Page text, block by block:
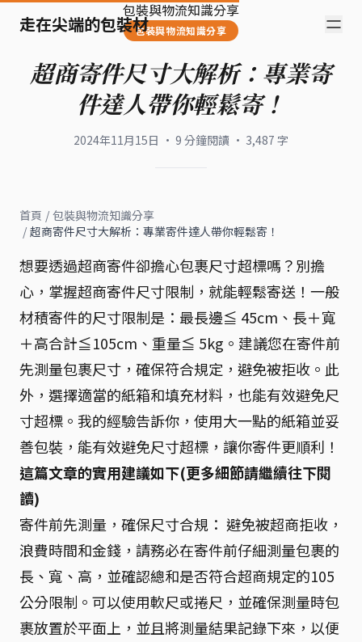
走在尖端的包裝材
包裝與物流知識分享
包裝與物流知識分享
超商寄件尺寸大解析：專業寄
件達人帶你輕鬆寄！
2024年11月15日 · 9 分鐘閱讀 · 3,487 字
首頁 / 包裝與物流知識分享
/ 超商寄件尺寸大解析：專業寄件達人帶你輕鬆寄！
想要透過超商寄件卻擔心包裹尺寸超標嗎？別擔
心，掌握超商寄件尺寸限制，就能輕鬆寄送！一般
材積寄件的尺寸限制是：最長邊≦ 45cm、長＋寬
＋高合計≦105cm、重量≦ 5kg。建議您在寄件前
先測量包裹尺寸，確保符合規定，避免被拒收。此
外，選擇適當的紙箱和填充材料，也能有效避免尺
寸超標。我的經驗告訴你，使用大一點的紙箱並妥
善包裝，能有效避免尺寸超標，讓你寄件更順利！
這篇文章的實用建議如下(更多細節請繼續往下閱
讀)
寄件前先測量，確保尺寸合規： 避免被超商拒收，
浪費時間和金錢，請務必在寄件前仔細測量包裹的
長、寬、高，並確認總和是否符合超商規定的105
公分限制。可以使用軟尺或捲尺，並確保測量時包
裹放置於平面上，並且將測量結果記錄下來，以便